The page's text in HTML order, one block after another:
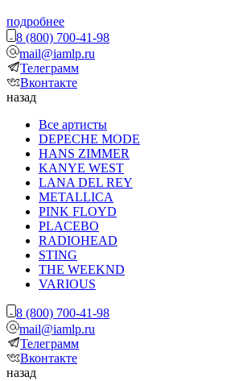
подробнее
8 (800) 700-41-98
mail@iamlp.ru
Телеграмм
Вконтакте
назад
Все артисты
DEPECHE MODE
HANS ZIMMER
KANYE WEST
LANA DEL REY
METALLICA
PINK FLOYD
PLACEBO
RADIOHEAD
STING
THE WEEKND
VARIOUS
8 (800) 700-41-98
mail@iamlp.ru
Телеграмм
Вконтакте
назад